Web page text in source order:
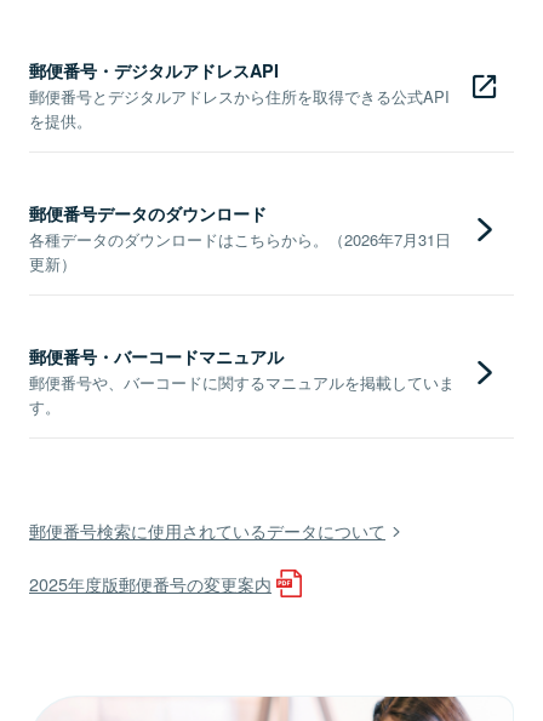
郵便番号・デジタルアドレスAPI
郵便番号とデジタルアドレスから住所を取得できる公式API
を提供。
郵便番号データのダウンロード
各種データのダウンロードはこちらから。（2026年7月31日
更新）
郵便番号・バーコードマニュアル
郵便番号や、バーコードに関するマニュアルを掲載していま
す。
郵便番号検索に使用されているデータについて
2025年度版郵便番号の変更案内